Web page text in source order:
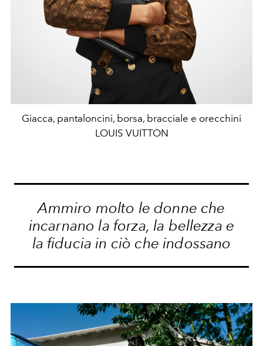
Giacca, pantaloncini, borsa, bracciale e orecchini
LOUIS VUITTON
Ammiro molto le donne che
incarnano la forza, la bellezza e
la fiducia in ciò che indossano